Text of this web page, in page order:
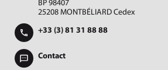
BP 98407
25208 MONTBÉLIARD Cedex
+33 (3) 81 31 88 88
Contact